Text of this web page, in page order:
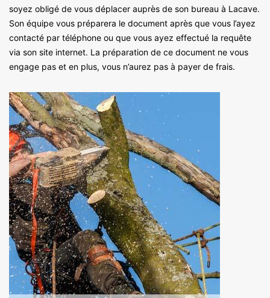
soyez obligé de vous déplacer auprès de son bureau à Lacave.
Son équipe vous préparera le document après que vous l’ayez
contacté par téléphone ou que vous ayez effectué la requête
via son site internet. La préparation de ce document ne vous
engage pas et en plus, vous n’aurez pas à payer de frais.